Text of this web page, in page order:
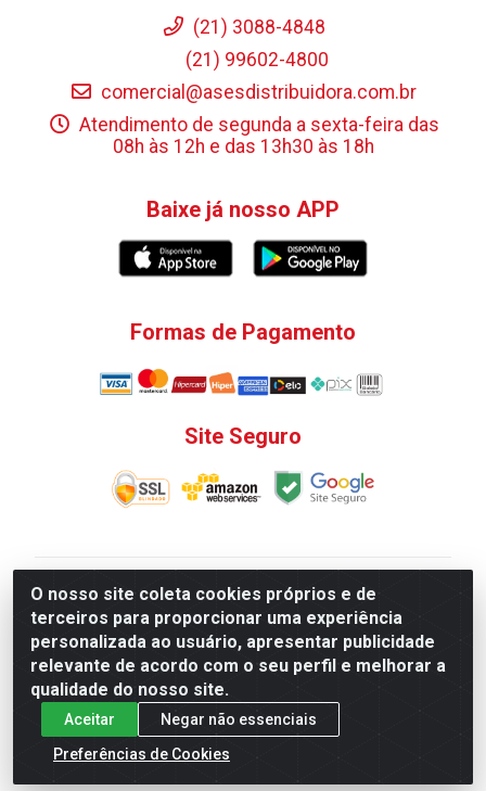
O nosso site coleta cookies próprios e de
terceiros para proporcionar uma experiência
personalizada ao usuário, apresentar publicidade
relevante de acordo com o seu perfil e melhorar a
qualidade do nosso site.
Aceitar
Negar não essenciais
Preferências de Cookies
(21) 3088-4848
(21) 99602-4800
comercial@asesdistribuidora.com.br
Atendimento de segunda a sexta-feira das
08h às 12h e das 13h30 às 18h
Baixe já nosso APP
Formas de Pagamento
Site Seguro
V. C. Ferragens LTDA - Rua do Matoso, 132 - Praça da
Bandeira, Rio de Janeiro/ RJ - CEP 20.270-135 - CNPJ
12.324.723/0001-25
Todas as regras de promoções, descontos, preços e
prazos de pagamento e entrega expostos aqui são
válidos apenas para compras via internet. Preços e
estoque sujeito a alterações sem aviso prévio.